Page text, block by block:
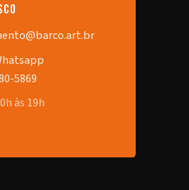
5869
às 19h